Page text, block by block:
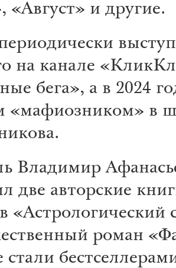
«Август» и другие.
на канале
бега», а в 2024
«мафиозником» в
Владимир
две авторские
«Астрологический
роман
стали